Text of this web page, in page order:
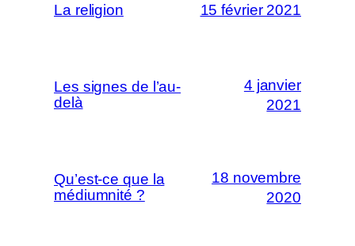
La religion 15 février 2021
Les signes de l’au-
delà
4 janvier
2021
Qu’est-ce que la
médiumnité ?
18 novembre
2020